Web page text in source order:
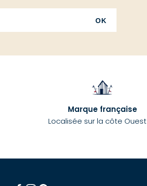
OK
Marque française
Localisée sur la côte Ouest